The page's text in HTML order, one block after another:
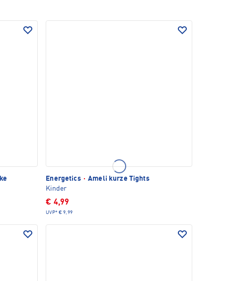
Energetics · Ameli kurze Tights
Kinder
€ 4,99
UVP* € 9,99